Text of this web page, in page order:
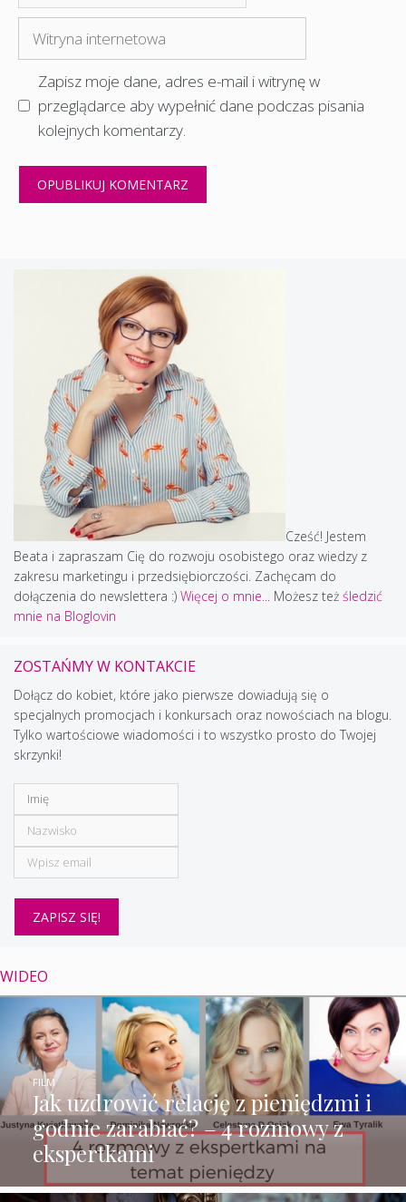
mail
internetowa
Zapisz moje dane, adres e-mail i witrynę w
przeglądarce aby wypełnić dane podczas pisania
kolejnych komentarzy.
Cześć! Jestem
Beata i zapraszam Cię do rozwoju osobistego oraz wiedzy z
zakresu marketingu i przedsiębiorczości. Zachęcam do
dołączenia do newslettera :) Więcej o mnie... Możesz też śledzić
mnie na Bloglovin
ZOSTAŃMY W KONTAKCIE
Dołącz do kobiet, które jako pierwsze dowiadują się o
specjalnych promocjach i konkursach oraz nowościach na blogu.
Tylko wartościowe wiadomości i to wszystko prosto do Twojej
skrzynki!
WIDEO
Jak uzdrowić relację z pieniędzmi i
godnie zarabiać? – 4 rozmowy z
ekspertkami
FILM